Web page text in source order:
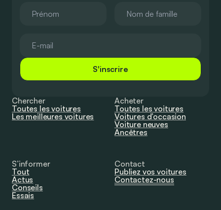
S'inscrire
Chercher
Toutes les voitures
Les meilleures voitures
Acheter
Toutes les voitures
Voitures d’occasion
Voiture neuves
Ancêtres
S’informer
Tout
Actus
Conseils
Essais
Contact
Publiez vos voitures
Contactez-nous